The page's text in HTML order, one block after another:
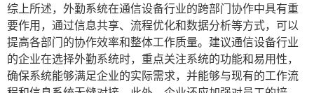
综上所述，外勤系统在通信设备行业的跨部门协作中具有重
要作用，通过信息共享、流程优化和数据分析等方式，可以
提高各部门的协作效率和整体工作质量。建议通信设备行业
的企业在选择外勤系统时，重点关注系统的功能和易用性，
确保系统能够满足企业的实际需求，并能够与现有的工作流